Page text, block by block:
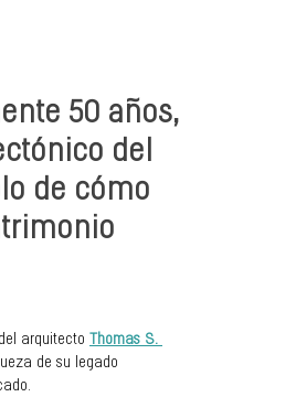
50 años,
del
de cómo
arquitecto Thomas S.
de su legado